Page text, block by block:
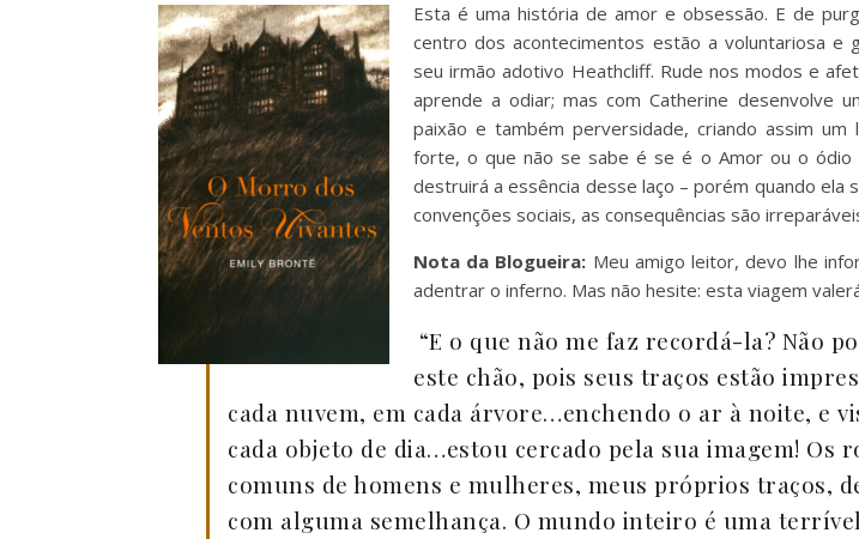
Esta é uma história de amor e obsessão. E de
centro dos acontecimentos estão a voluntariosa e
seu irmão adotivo Heathcliff. Rude nos modos e
aprende a odiar; mas com Catherine desenvolve
paixão e também perversidade, criando assim um
forte, o que não se sabe é se é o Amor ou o ódio
destruirá a essência desse laço – porém quando ela
convenções sociais, as consequências são
Nota da Blogueira: Meu amigo leitor, devo lhe
adentrar o inferno. Mas não hesite: esta viagem
“E o que não me faz recordá-la? Não
este chão, pois seus traços estão
cada nuvem, em cada árvore…enchendo o ar à noite, e
cada objeto de dia…estou cercado pela sua imagem! Os
comuns de homens e mulheres, meus próprios traços,
com alguma semelhança. O mundo inteiro é uma